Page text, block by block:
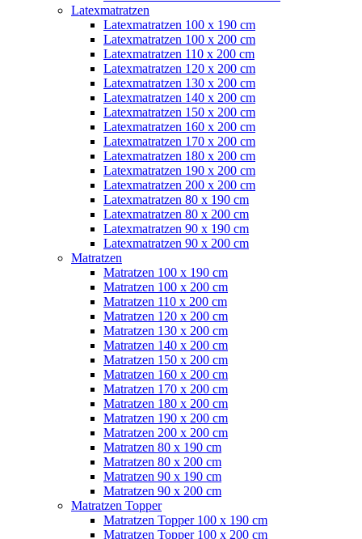
Latexmatratzen
Latexmatratzen 100 x 190 cm
Latexmatratzen 100 x 200 cm
Latexmatratzen 110 x 200 cm
Latexmatratzen 120 x 200 cm
Latexmatratzen 130 x 200 cm
Latexmatratzen 140 x 200 cm
Latexmatratzen 150 x 200 cm
Latexmatratzen 160 x 200 cm
Latexmatratzen 170 x 200 cm
Latexmatratzen 180 x 200 cm
Latexmatratzen 190 x 200 cm
Latexmatratzen 200 x 200 cm
Latexmatratzen 80 x 190 cm
Latexmatratzen 80 x 200 cm
Latexmatratzen 90 x 190 cm
Latexmatratzen 90 x 200 cm
Matratzen
Matratzen 100 x 190 cm
Matratzen 100 x 200 cm
Matratzen 110 x 200 cm
Matratzen 120 x 200 cm
Matratzen 130 x 200 cm
Matratzen 140 x 200 cm
Matratzen 150 x 200 cm
Matratzen 160 x 200 cm
Matratzen 170 x 200 cm
Matratzen 180 x 200 cm
Matratzen 190 x 200 cm
Matratzen 200 x 200 cm
Matratzen 80 x 190 cm
Matratzen 80 x 200 cm
Matratzen 90 x 190 cm
Matratzen 90 x 200 cm
Matratzen Topper
Matratzen Topper 100 x 190 cm
Matratzen Topper 100 x 200 cm